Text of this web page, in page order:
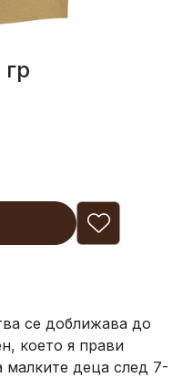
се доближава до
което я прави
деца след 7-